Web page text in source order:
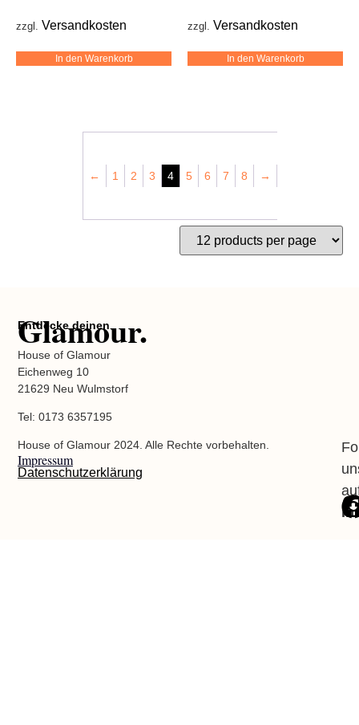
zzgl. Versandkosten
In den Warenkorb
zzgl. Versandkosten
In den Warenkorb
← 1 2 3 4 5 6 7 8 →
Entdecke deinen
Glamour.
House of Glamour
Eichenweg 10
21629 Neu Wulmstorf
Tel: 0173 6357195
House of Glamour 2024. Alle Rechte vorbehalten.
Impressum
Datenschutzerklärung